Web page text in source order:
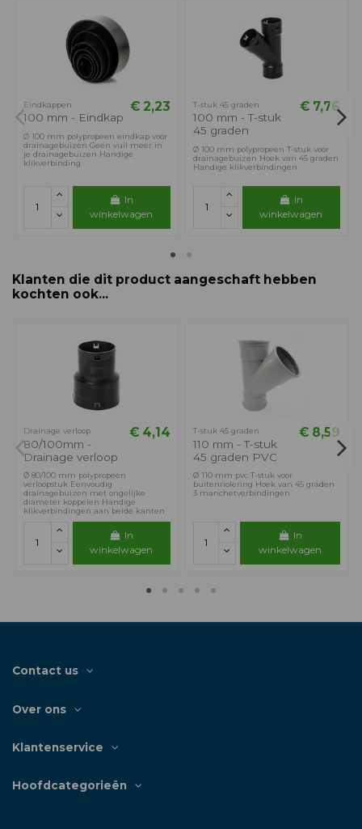
Eindkappen
100 mm - Eindkap
€ 2,23
Ø 100 mm polypropeen eindkap voor
drainagebuizen Geen vuil meer in
je drainagebuizen Handige
klikverbinding
In
winkelwagen
T-stuk 45 graden
100 mm - T-stuk
45 graden
€ 7,76
Ø 100 mm polypropeen T-stuk voor
drainagebuizen Hoek van 45 graden
Handige klikverbindingen
In
winkelwagen
Klanten die dit product aangeschaft hebben
kochten ook...
Drainage verloop
80/100mm -
Drainage verloop
€ 4,14
Ø 80/100 mm polypropeen
verloopstuk Eenvoudig
drainagebuizen met ongelijke
diameter koppelen Handige
klikverbindingen aan beide kanten
In
winkelwagen
T-stuk 45 graden
110 mm - T-stuk
45 graden PVC
€ 8,59
Ø 110 mm pvc T-stuk voor
buitenriolering Hoek van 45 graden
3 manchetverbindingen
In
winkelwagen
Contact us
Over ons
Klantenservice
Hoofdcategorieën